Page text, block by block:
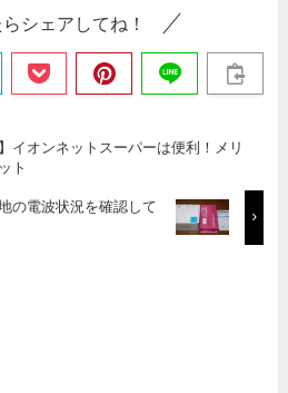
シェアしてね！
イオンネットスーパーは便利！メリ
ト
の電波状況を確認して